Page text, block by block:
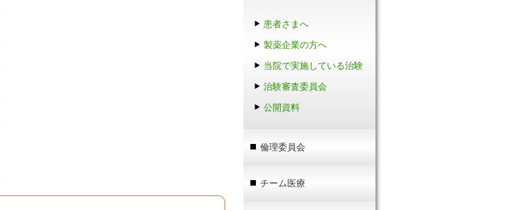
患者さまへ
製薬企業の方へ
当院で実施している治験
治験審査委員会
公開資料
倫理委員会
チーム医療